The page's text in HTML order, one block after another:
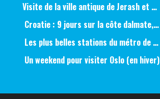
Visite de la ville antique de Jerash et du château d’Ajlun (jour 1)
Croatie : 9 jours sur la côte dalmate, de Split à Dubrovnik, en passant par Hvar et Mjlet
Les plus belles stations du métro de Saint-Pétersbourg
Un weekend pour visiter Oslo (en hiver)